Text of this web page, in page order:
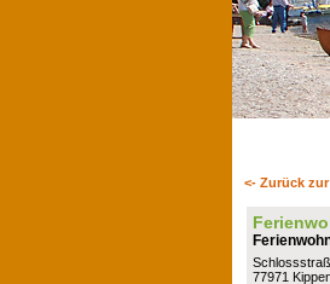
<- Zurück
77971